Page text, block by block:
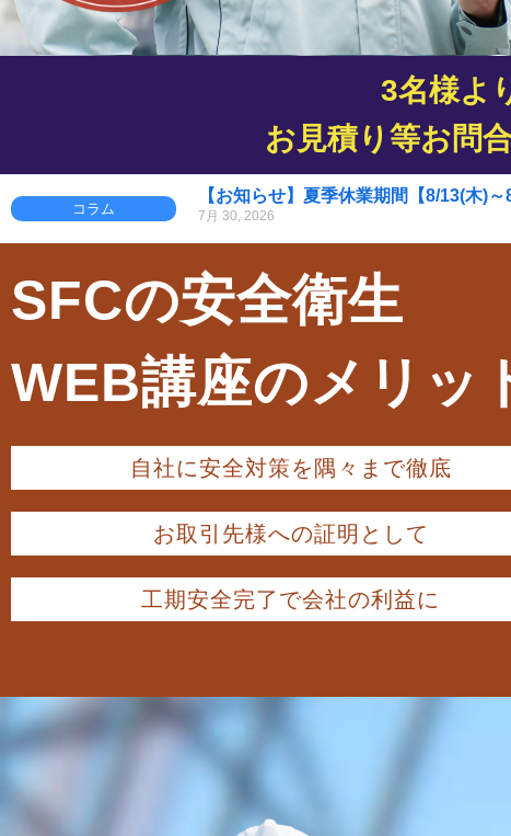
3名様よ
お見積り等お問
コラム
【お知らせ】夏季休業期間【8/13(木)
7月 30, 2026
SFCの安全衛生
WEB講座のメリッ
自社に安全対策を隅々まで徹底
お取引先様への証明として
工期安全完了で会社の利益に